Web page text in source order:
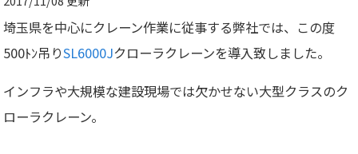
埼玉県を中心にクレーン作業に従事する弊社では、この度
500ﾄﾝ吊りSL6000Jクローラクレーンを導入致しました。
インフラや大規模な建設現場では欠かせない大型クラスのク
ローラクレーン。